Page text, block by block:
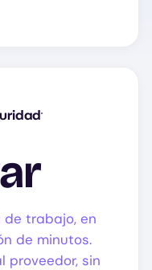
de trabajo, en
de minutos.
proveedor, sin